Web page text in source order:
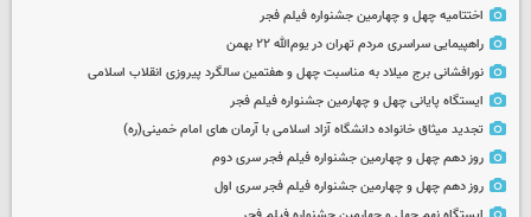
اختتامیه چهل و چهارمین جشنواره فیلم فجر
راهپیمایی سراسری مردم تهران در یوم‌الله ۲۲ بهمن
نورافشانی برج میلاد به مناسبت چهل‌ و هفتمین سالگرد پیروزی انقلاب اسلامی
ایستگاه پایانی چهل و چهارمین جشنواره فیلم فجر
تجدید میثاق خانواده دانشگاه آزاد اسلامی با آرمان های امام خمینی(ره)
روز دهم چهل و چهارمین جشنواره فیلم فجر سری دوم
روز دهم چهل و چهارمین جشنواره فیلم فجر سری اول